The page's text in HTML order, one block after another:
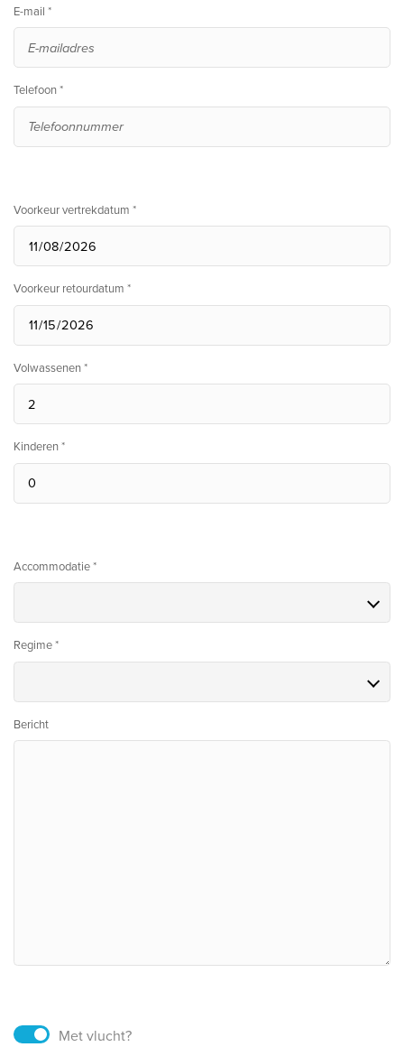
E-mail *
Telefoon *
Voorkeur vertrekdatum *
Voorkeur retourdatum *
Volwassenen *
Kinderen *
Accommodatie *
Regime *
Bericht
Met vlucht?